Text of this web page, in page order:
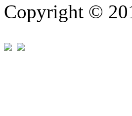
Copyright ©